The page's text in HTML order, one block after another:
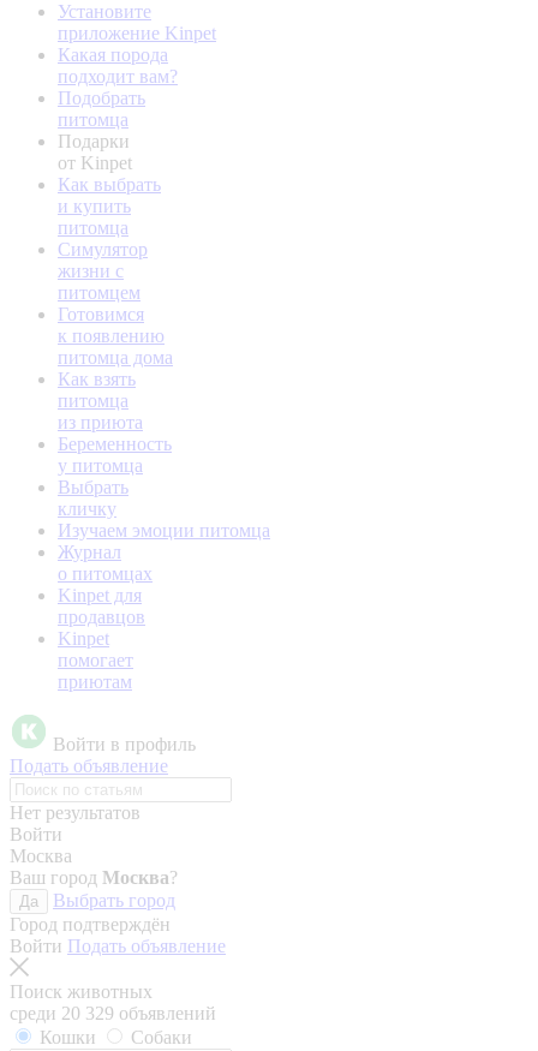
Установите
приложение Kinpet
Какая порода
подходит вам?
Подобрать
питомца
Подарки
от Kinpet
Как выбрать
и купить
питомца
Симулятор
жизни с
питомцем
Готовимся
к появлению
питомца дома
Как взять
питомца
из приюта
Беременность
у питомца
Выбрать
кличку
Изучаем эмоции питомца
Журнал
о питомцах
Kinpet для
продавцов
Kinpet
помогает
приютам
Войти в профиль
Подать объявление
Нет результатов
Войти
Москва
Ваш город Москва?
Да
Выбрать город
Город подтверждён
Войти Подать объявление
Поиск животных
среди 20 329 объявлений
Кошки
Собаки